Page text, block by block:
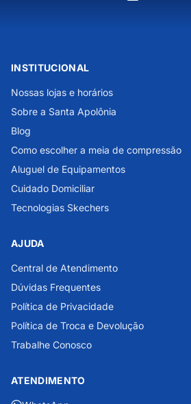
INSTITUCIONAL
Nossas lojas e horários
Sobre a Santa Apolônia
Blog
Como escolher a meia de compressão
Aluguel de Equipamentos
Cuidado Domiciliar
Tecnologias Skechers
AJUDA
Central de Atendimento
Dúvidas Frequentes
Política de Privacidade
Política de Troca e Devolução
Trabalhe Conosco
ATENDIMENTO